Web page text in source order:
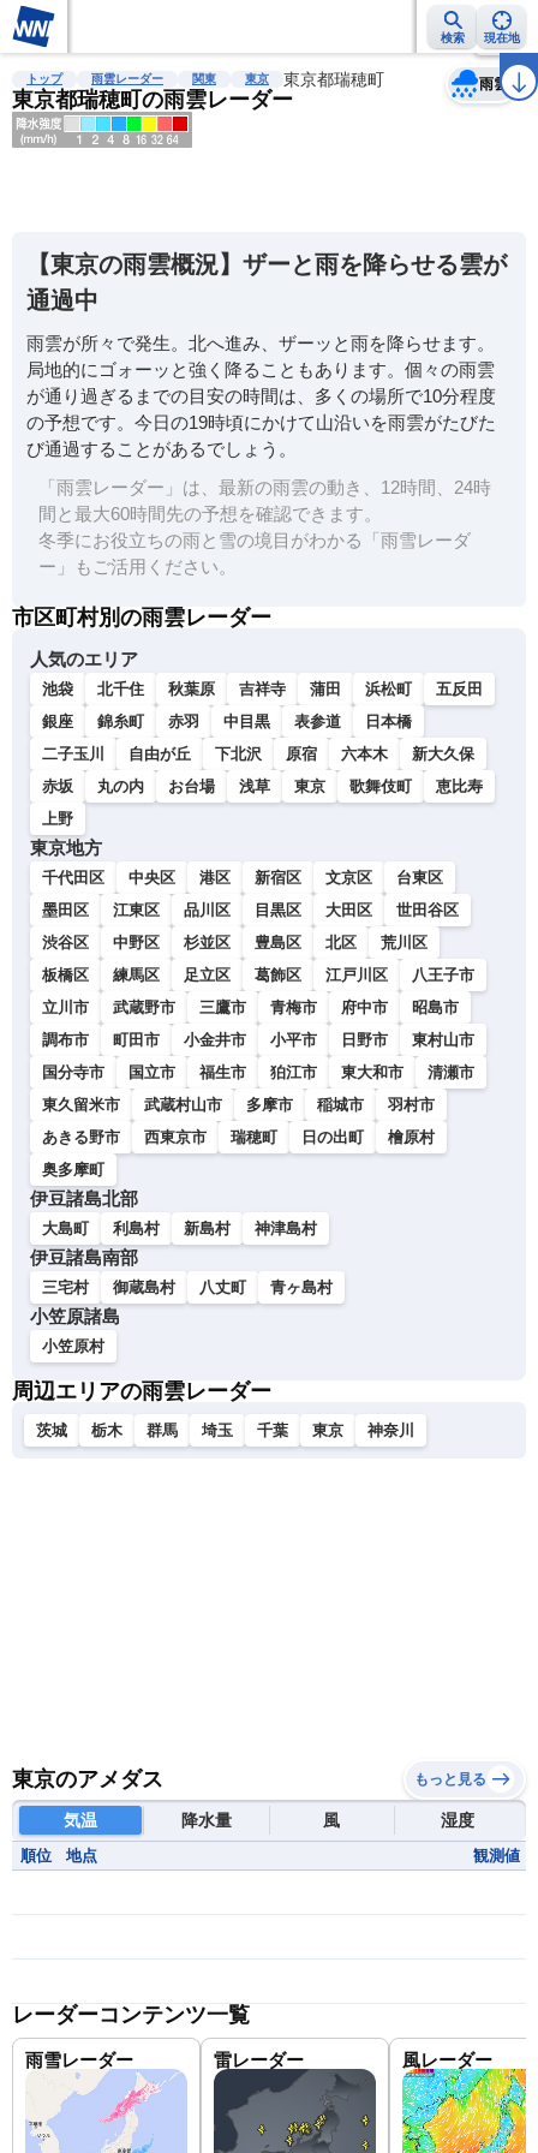
検索 現在地
雨雲レーダー 台風情報 地震情報 警報・注意報 2週間天気 ラ
トップ 雨雲レーダー 関東 東京 東京都瑞穂町
東京都瑞穂町の雨雲レーダー
雨雲
天気 台風
【東京の雨雲概況】ザーと雨を降らせる雲が
通過中
雨雲が所々で発生。北へ進み、ザーッと雨を降らせます。
局地的にゴォーッと強く降ることもあります。個々の雨雲
が通り過ぎるまでの目安の時間は、多くの場所で10分程度
の予想です。今日の19時頃にかけて山沿いを雨雲がたびた
び通過することがあるでしょう。
「雨雲レーダー」は、最新の雨雲の動き、12時間、24時
間と最大60時間先の予想を確認できます。
冬季にお役立ちの雨と雪の境目がわかる「雨雪レーダ
ー」もご活用ください。
市区町村別の雨雲レーダー
人気のエリア
池袋 北千住 秋葉原 吉祥寺 蒲田 浜松町
五反田
銀座
錦糸町 赤羽 中目黒 表参道
日本橋
二子玉川
自由が丘 下北沢 原宿 六本木
新大久保
赤坂
丸の内 お台場 浅草 東京 歌舞伎町
恵比寿
上野
東京地方
千代田区 中央区 港区 新宿区 文京区
台東区
墨田区
江東区 品川区 目黒区 大田区
世田谷区
渋谷区
中野区 杉並区 豊島区 北区
荒川区
板橋区
練馬区 足立区 葛飾区 江戸川区
八王子市
立川市
武蔵野市 三鷹市 青梅市 府中市
昭島市
調布市
町田市 小金井市 小平市 日野市
東村山市
国分寺市
国立市 福生市 狛江市 東大和市
清瀬市
東久留米市
武蔵村山市 多摩市 稲城市
羽村市
あきる野市
西東京市 瑞穂町 日の出町
檜原村
奥多摩町
伊豆諸島北部
大島町 利島村 新島村 神津島村
伊豆諸島南部
三宅村 御蔵島村 八丈町 青ヶ島村
小笠原諸島
小笠原村
周辺エリアの雨雲レーダー
茨城 栃木 群馬 埼玉 千葉 東京 神奈川
東京のアメダス もっと見る
気温 降水量 風 湿度
順位 地点 観測値
レーダーコンテンツ一覧
雨雪レーダー 雷レーダー 風レーダー